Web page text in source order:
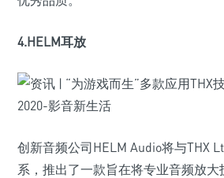
4.HELM耳放
创新音频公司HELM Audio将与THX
系，推出了一款旨在将专业音频放